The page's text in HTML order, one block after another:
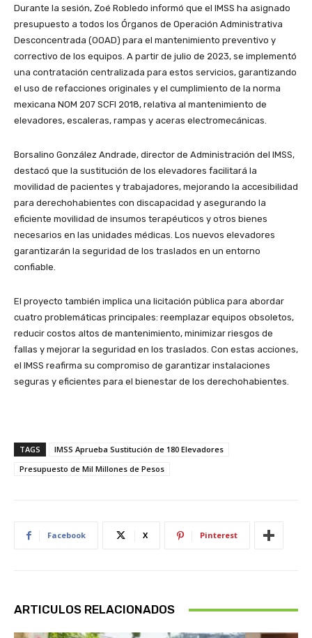
Durante la sesión, Zoé Robledo informó que el IMSS ha asignado
presupuesto a todos los Órganos de Operación Administrativa
Desconcentrada (OOAD) para el mantenimiento preventivo y
correctivo de los equipos. A partir de julio de 2023, se implementó
una contratación centralizada para estos servicios, garantizando
el uso de refacciones originales y el cumplimiento de la norma
mexicana NOM 207 SCFI 2018, relativa al mantenimiento de
elevadores, escaleras, rampas y aceras electromecánicas.
Borsalino González Andrade, director de Administración del IMSS,
destacó que la sustitución de los elevadores facilitará la
movilidad de pacientes y trabajadores, mejorando la accesibilidad
para derechohabientes con discapacidad y asegurando la
eficiente movilidad de insumos terapéuticos y otros bienes
necesarios en las unidades médicas. Los nuevos elevadores
garantizarán la seguridad de los traslados en un entorno
confiable.
El proyecto también implica una licitación pública para abordar
cuatro problemáticas principales: reemplazar equipos obsoletos,
reducir costos altos de mantenimiento, minimizar riesgos de
fallas y mejorar la seguridad en los traslados. Con estas acciones,
el IMSS reafirma su compromiso de garantizar instalaciones
seguras y eficientes para el bienestar de los derechohabientes.
TAGS
IMSS Aprueba Sustitución de 180 Elevadores
Presupuesto de Mil Millones de Pesos
Facebook X Pinterest
ARTICULOS RELACIONADOS